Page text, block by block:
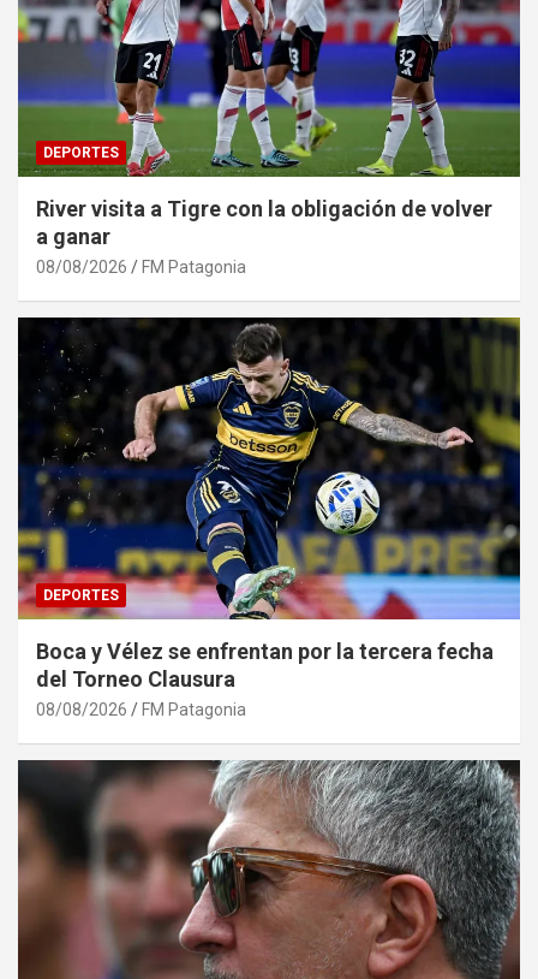
DEPORTES
River visita a Tigre con la obligación de volver
a ganar
08/08/2026 FM Patagonia
DEPORTES
Boca y Vélez se enfrentan por la tercera fecha
del Torneo Clausura
08/08/2026 FM Patagonia